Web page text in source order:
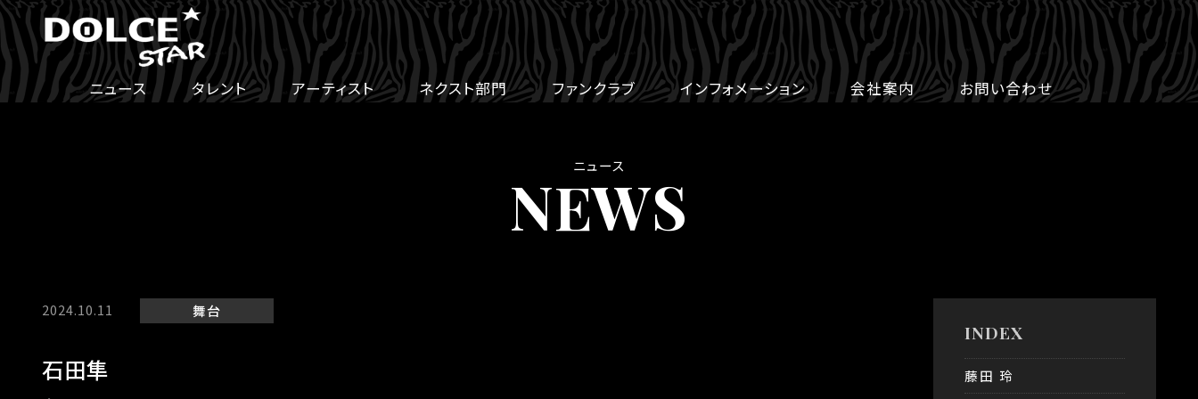
ニュース タレント アーティスト ネクスト部門 ファンクラブ インフォメーション 会社案内 お問い合わせ
ニュース
NEWS
2024.10.11 舞台
石田隼
INDEX
藤田 玲